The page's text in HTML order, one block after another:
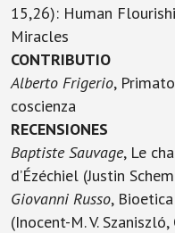
15,26): Human
Miracles
CONTRIBUTIO
Alberto Frigerio,
coscienza
RECENSIONES
Baptiste Sauvage, Le
d’Ézéchiel (Justin
Giovanni Russo,
(Inocent-M. V. Szaniszló,